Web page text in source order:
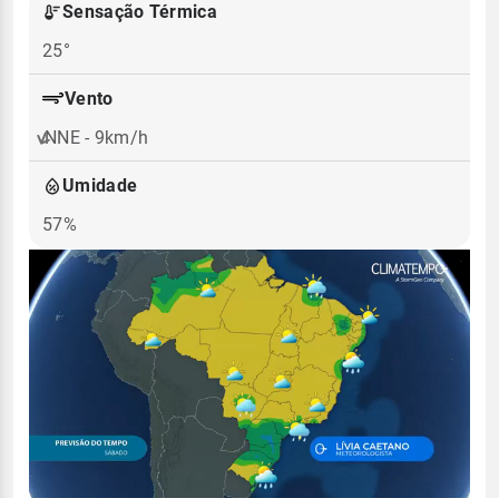
Sensação Térmica
25°
Vento
NNE - 9km/h
Umidade
57%